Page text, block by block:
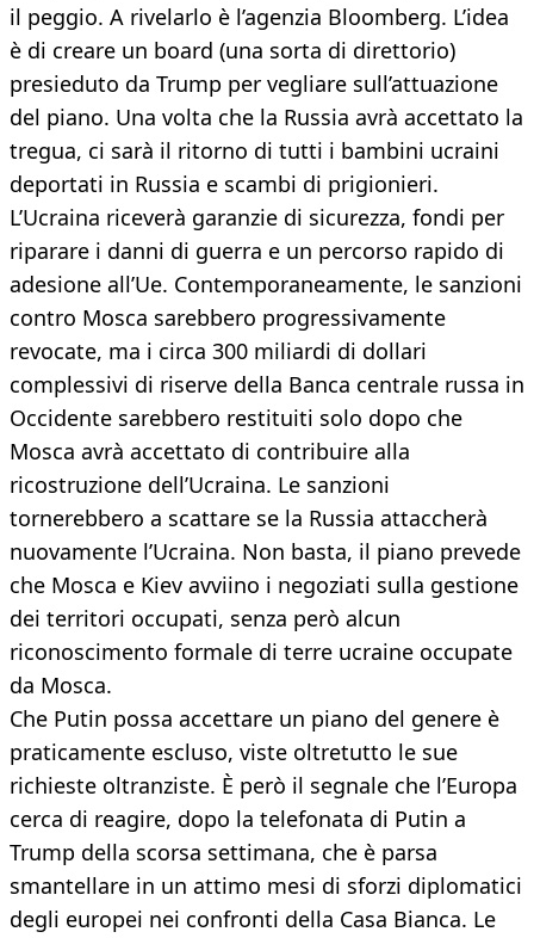
il peggio. A rivelarlo è l’agenzia Bloomberg. L’idea
è di creare un board (una sorta di direttorio)
presieduto da Trump per vegliare sull’attuazione
del piano. Una volta che la Russia avrà accettato la
tregua, ci sarà il ritorno di tutti i bambini ucraini
deportati in Russia e scambi di prigionieri.
L’Ucraina riceverà garanzie di sicurezza, fondi per
riparare i danni di guerra e un percorso rapido di
adesione all’Ue. Contemporaneamente, le sanzioni
contro Mosca sarebbero progressivamente
revocate, ma i circa 300 miliardi di dollari
complessivi di riserve della Banca centrale russa in
Occidente sarebbero restituiti solo dopo che
Mosca avrà accettato di contribuire alla
ricostruzione dell’Ucraina. Le sanzioni
tornerebbero a scattare se la Russia attaccherà
nuovamente l’Ucraina. Non basta, il piano prevede
che Mosca e Kiev avviino i negoziati sulla gestione
dei territori occupati, senza però alcun
riconoscimento formale di terre ucraine occupate
da Mosca.
Che Putin possa accettare un piano del genere è
praticamente escluso, viste oltretutto le sue
richieste oltranziste. È però il segnale che l’Europa
cerca di reagire, dopo la telefonata di Putin a
Trump della scorsa settimana, che è parsa
smantellare in un attimo mesi di sforzi diplomatici
degli europei nei confronti della Casa Bianca. Le